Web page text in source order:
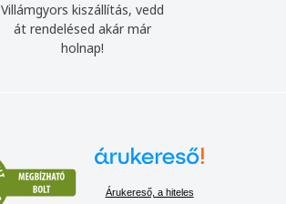
Villámgyors kiszállítás, vedd
át rendelésed akár már
holnap!
Árukereső, a hiteles